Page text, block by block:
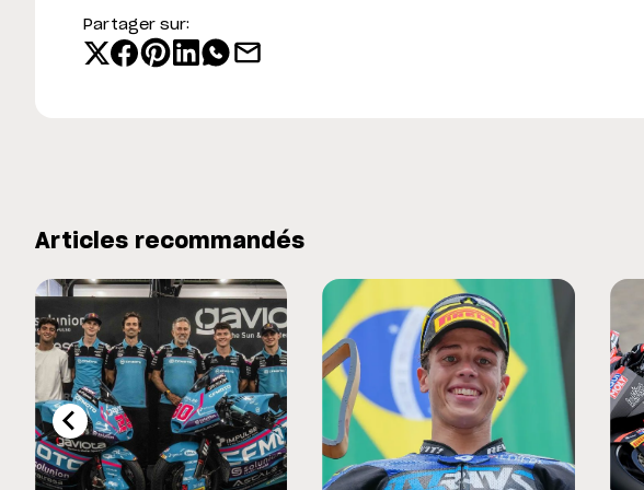
Partager sur:
Articles recommandés